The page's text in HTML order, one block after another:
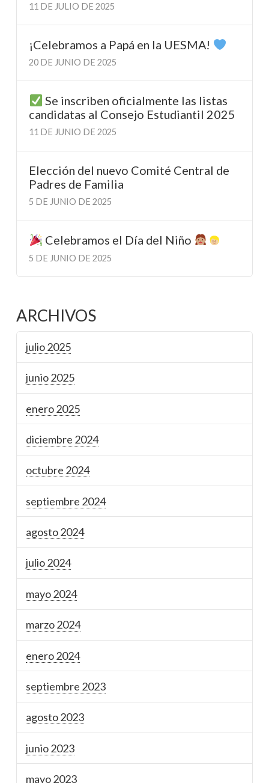
11 DE JULIO DE 2025
¡Celebramos a Papá en la UESMA!
20 DE JUNIO DE 2025
Se inscriben oficialmente las listas
candidatas al Consejo Estudiantil 2025
11 DE JUNIO DE 2025
Elección del nuevo Comité Central de
Padres de Familia
5 DE JUNIO DE 2025
Celebramos el Día del Niño
5 DE JUNIO DE 2025
ARCHIVOS
julio 2025
junio 2025
enero 2025
diciembre 2024
octubre 2024
septiembre 2024
agosto 2024
julio 2024
mayo 2024
marzo 2024
enero 2024
septiembre 2023
agosto 2023
junio 2023
mayo 2023